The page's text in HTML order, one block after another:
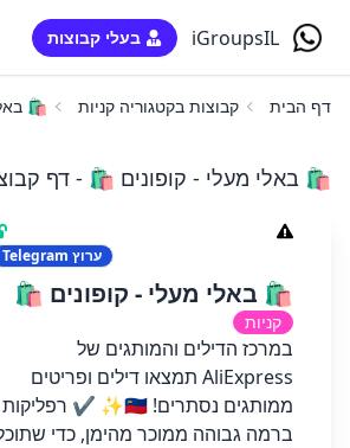
iGroupsIL בעלי קבוצות
דף הבית קבוצות בקטגוריה קניות 🛍
🛍 באלי מעלי - קופונים 🛍 - דף
ערוץ
🛍 באלי מעלי - קופונים 🛍
קניות
במרכז הדילים והמותגים של
AliExpress תמצאו דילים ופריטים
ממותגים נסתרים! 🇮🇱✨ ✔️ רפליקות
ברמה גבוהה ממוכר מהימן, כדי